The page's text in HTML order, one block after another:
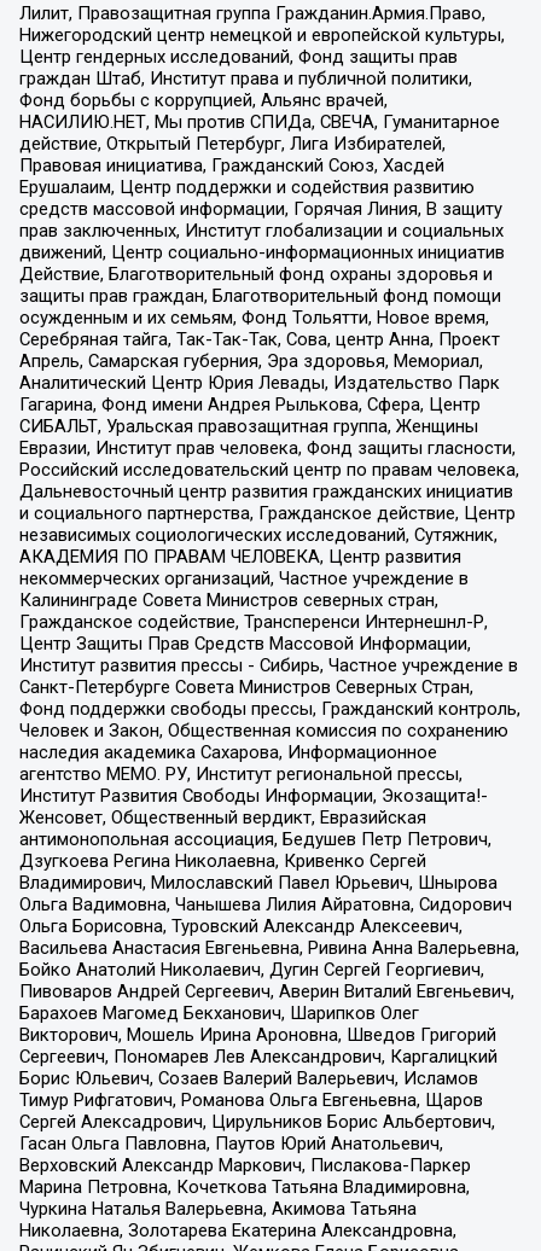
Лилит, Правозащитная группа Гражданин.Армия.Право,
Нижегородский центр немецкой и европейской культуры,
Центр гендерных исследований, Фонд защиты прав
граждан Штаб, Институт права и публичной политики,
Фонд борьбы с коррупцией, Альянс врачей,
НАСИЛИЮ.НЕТ, Мы против СПИДа, СВЕЧА, Гуманитарное
действие, Открытый Петербург, Лига Избирателей,
Правовая инициатива, Гражданский Союз, Хасдей
Ерушалаим, Центр поддержки и содействия развитию
средств массовой информации, Горячая Линия, В защиту
прав заключенных, Институт глобализации и социальных
движений, Центр социально-информационных инициатив
Действие, Благотворительный фонд охраны здоровья и
защиты прав граждан, Благотворительный фонд помощи
осужденным и их семьям, Фонд Тольятти, Новое время,
Серебряная тайга, Так-Так-Так, Сова, центр Анна, Проект
Апрель, Самарская губерния, Эра здоровья, Мемориал,
Аналитический Центр Юрия Левады, Издательство Парк
Гагарина, Фонд имени Андрея Рылькова, Сфера, Центр
СИБАЛЬТ, Уральская правозащитная группа, Женщины
Евразии, Институт прав человека, Фонд защиты гласности,
Российский исследовательский центр по правам человека,
Дальневосточный центр развития гражданских инициатив
и социального партнерства, Гражданское действие, Центр
независимых социологических исследований, Сутяжник,
АКАДЕМИЯ ПО ПРАВАМ ЧЕЛОВЕКА, Центр развития
некоммерческих организаций, Частное учреждение в
Калининграде Совета Министров северных стран,
Гражданское содействие, Трансперенси Интернешнл-Р,
Центр Защиты Прав Средств Массовой Информации,
Институт развития прессы - Сибирь, Частное учреждение в
Санкт-Петербурге Совета Министров Северных Стран,
Фонд поддержки свободы прессы, Гражданский контроль,
Человек и Закон, Общественная комиссия по сохранению
наследия академика Сахарова, Информационное
агентство МЕМО. РУ, Институт региональной прессы,
Институт Развития Свободы Информации, Экозащита!-
Женсовет, Общественный вердикт, Евразийская
антимонопольная ассоциация, Бедушев Петр Петрович,
Дзугкоева Регина Николаевна, Кривенко Сергей
Владимирович, Милославский Павел Юрьевич, Шнырова
Ольга Вадимовна, Чанышева Лилия Айратовна, Сидорович
Ольга Борисовна, Туровский Александр Алексеевич,
Васильева Анастасия Евгеньевна, Ривина Анна Валерьевна,
Бойко Анатолий Николаевич, Дугин Сергей Георгиевич,
Пивоваров Андрей Сергеевич, Аверин Виталий Евгеньевич,
Барахоев Магомед Бекханович, Шарипков Олег
Викторович, Мошель Ирина Ароновна, Шведов Григорий
Сергеевич, Пономарев Лев Александрович, Каргалицкий
Борис Юльевич, Созаев Валерий Валерьевич, Исламов
Тимур Рифгатович, Романова Ольга Евгеньевна, Щаров
Сергей Алексадрович, Цирульников Борис Альбертович,
Гасан Ольга Павловна, Паутов Юрий Анатольевич,
Верховский Александр Маркович, Пислакова-Паркер
Марина Петровна, Кочеткова Татьяна Владимировна,
Чуркина Наталья Валерьевна, Акимова Татьяна
Николаевна, Золотарева Екатерина Александровна,